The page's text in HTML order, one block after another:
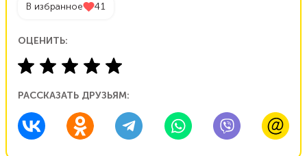
В избранное 41
ОЦЕНИТЬ:
РАССКАЗАТЬ ДРУЗЬЯМ: